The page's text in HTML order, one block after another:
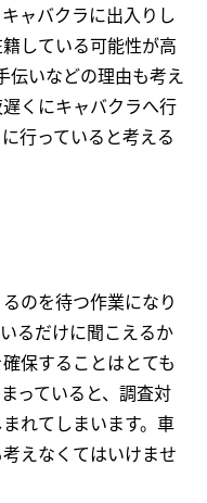
ャバクラに出入りし
している可能性が高
伝いなどの理由も考え
くにキャバクラへ行
行っていると考える
のを待つ作業になり
るだけに聞こえるか
保することはとても
っていると、調査対
れてしまいます。車
えなくてはいけませ